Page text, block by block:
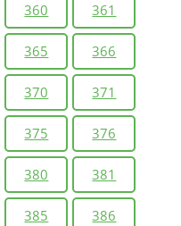
360 361
365 366
370 371
375 376
380 381
385 386